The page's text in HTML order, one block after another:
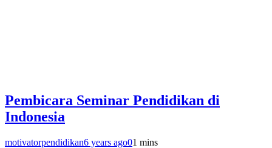
Pembicara Seminar Pendidikan di
Indonesia
motivatorpendidikan6 years ago01 mins